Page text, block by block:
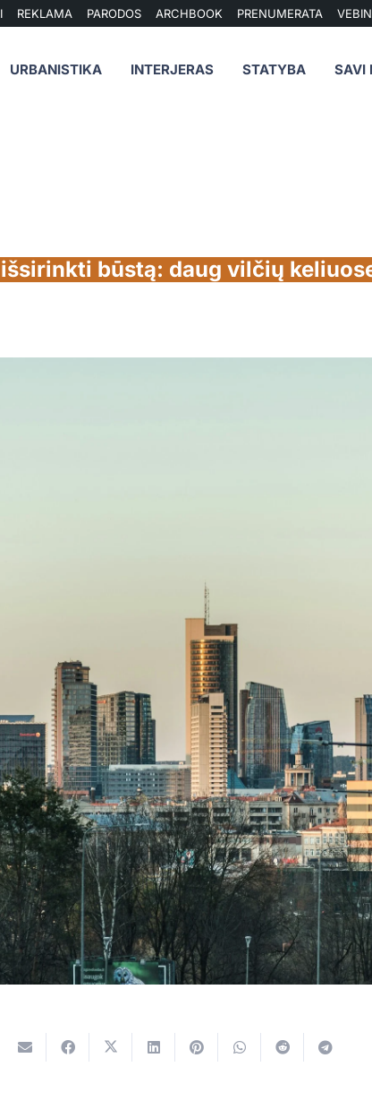
REKLAMA PARODOS ARCHBOOK PRENUMERATA
URBANISTIKA INTERJERAS STATYBA SAVI
būstą: daug vilčių